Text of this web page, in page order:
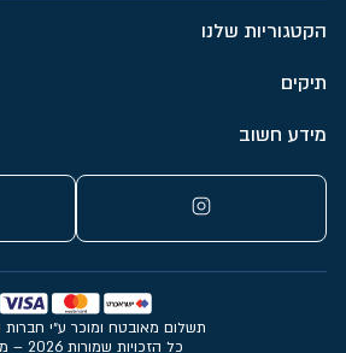
הקטגוריות שלנו
תיקים
מידע חשוב
תשלום מאובטח ומוכר ע״י
כל הזכויות שמורות 2026 – מכלול